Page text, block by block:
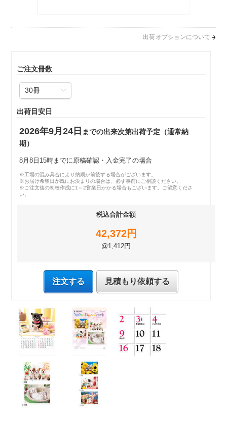
出荷オプションについて
ご注文冊数
出荷目安日
2026年9月24日 までの出来次第出荷予定（通常納
期）
8月8日15時までに原稿確認・入金完了の場合
※工場の混み具合により納期が前後する場合がございます。
※お届け希望日が既にお決まりの場合は、必ず事前にご相談ください。
※ご注文後の初校作成に1～2営業日かかる場合もございます。ご留意くださ
い。
税込合計金額
42,372円
@1,412円
注文する 見積もり依頼する